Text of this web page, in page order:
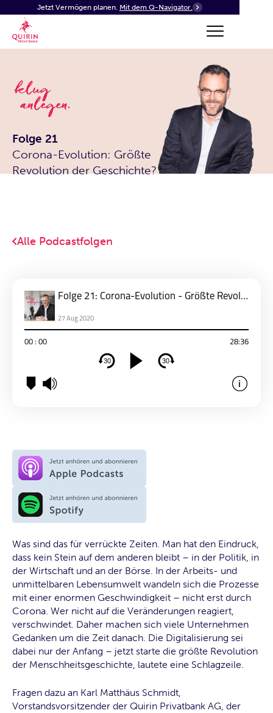
Jetzt Vermögen planen. Mit dem Q-Navigator.
Folge 21
Corona-Evolution: Größte
Revolution der Geschichte?
Alle Podcastfolgen
Was sind das für verrückte Zeiten. Man hat den Eindruck,
dass kein Stein auf dem anderen bleibt – in der Politik, in
der Wirtschaft und an der Börse. In der Arbeits- und
unmittelbaren Lebensumwelt wandeln sich die Prozesse
mit einer enormen Geschwindigkeit – nicht erst durch
Corona. Wer nicht auf die Veränderungen reagiert,
verschwindet. Daher machen sich viele Unternehmen
Gedanken um die Zeit danach. Die Digitalisierung sei
dabei nur der Anfang – jetzt starte die größte Revolution
der Menschheitsgeschichte, lautete eine Schlagzeile.
Fragen dazu an Karl Matthäus Schmidt,
Vorstandsvorsitzender der Quirin Privatbank AG, der